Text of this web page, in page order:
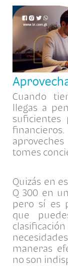
Cuando
llegas a
tomes
Quizás en
Q 300 en
pero sí es
que
maneras
no son